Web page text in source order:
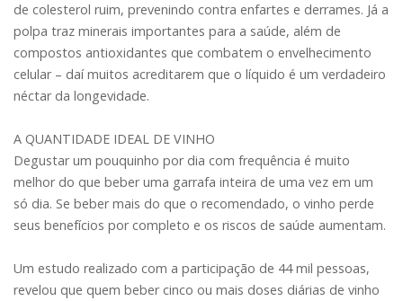
de colesterol ruim, prevenindo contra enfartes e derrames. Já a
polpa traz minerais importantes para a saúde, além de
compostos antioxidantes que combatem o envelhecimento
celular – daí muitos acreditarem que o líquido é um verdadeiro
néctar da longevidade.
A QUANTIDADE IDEAL DE VINHO
Degustar um pouquinho por dia com frequência é muito
melhor do que beber uma garrafa inteira de uma vez em um
só dia. Se beber mais do que o recomendado, o vinho perde
seus benefícios por completo e os riscos de saúde aumentam.
Um estudo realizado com a participação de 44 mil pessoas,
revelou que quem beber cinco ou mais doses diárias de vinho